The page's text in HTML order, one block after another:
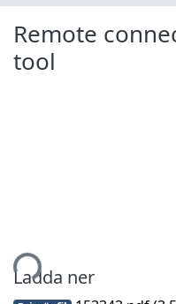
Remote
tool
Ladda ner